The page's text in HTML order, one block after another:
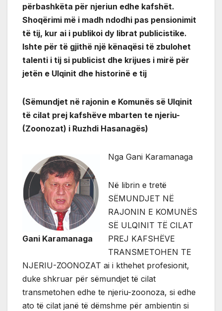
përbashkëta për njeriun edhe kafshët.
Shoqërimi më i madh ndodhi pas pensionimit
të tij, kur ai i publikoi dy librat publicistike.
Ishte për të gjithë një kënaqësi të zbulohet
talenti i tij si publicist dhe krijues i mirë për
jetën e Ulqinit dhe historinë e tij
(Sëmundjet në rajonin e Komunës së Ulqinit
të cilat prej kafshëve mbarten te njeriu-
(Zoonozat) i Ruzhdi Hasanagës)
Gani Karamanaga
Nga Gani Karamanaga
Në librin e tretë
SËMUNDJET NË
RAJONIN E KOMUNËS
SË ULQINIT TË CILAT
PREJ KAFSHËVE
TRANSMETOHEN TE
NJERIU-ZOONOZAT ai i kthehet profesionit,
duke shkruar për sëmundjet të cilat
transmetohen edhe te njeriu-zoonoza, si edhe
ato të cilat janë të dëmshme për ambientin si